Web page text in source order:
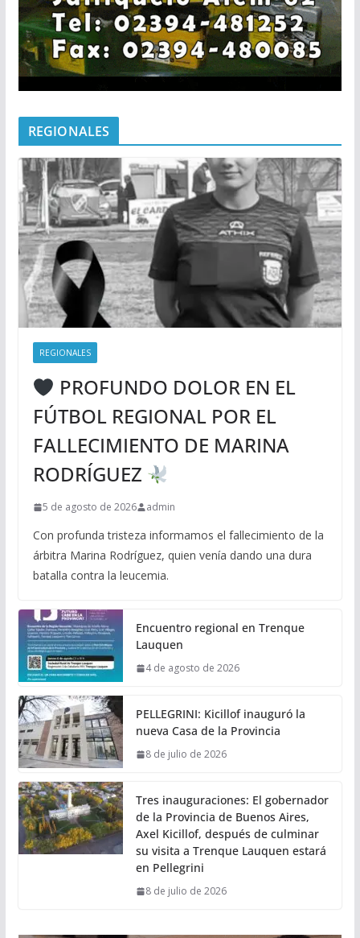
REGIONALES
REGIONALES
PROFUNDO DOLOR EN EL
FÚTBOL REGIONAL POR EL
FALLECIMIENTO DE MARINA
RODRÍGUEZ
5 de agosto de 2026 admin
Con profunda tristeza informamos el fallecimiento de la
árbitra Marina Rodríguez, quien venía dando una dura
batalla contra la leucemia.
Encuentro regional en Trenque
Lauquen
4 de agosto de 2026
PELLEGRINI: Kicillof inauguró la
nueva Casa de la Provincia
8 de julio de 2026
Tres inauguraciones: El gobernador
de la Provincia de Buenos Aires,
Axel Kicillof, después de culminar
su visita a Trenque Lauquen estará
en Pellegrini
8 de julio de 2026